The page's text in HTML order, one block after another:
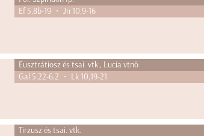
Ef 5,8b-19 • Jn 10,9-16
Eusztrátiosz és tsai. vtk., Lucia vtnő
Gal 5,22-6,2 • Lk 10,19-21
Tirzusz és tsai. vtk.